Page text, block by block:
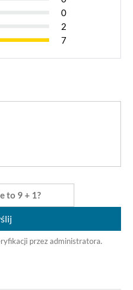
0
2
7
przez administratora.